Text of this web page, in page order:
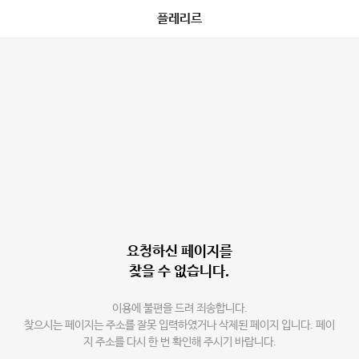
플레리르
요청하신 페이지를
찾을 수 없습니다.
이용에 불편을 드려 죄송합니다.
찾으시는 페이지는 주소를 잘못 입력하였거나 삭제된 페이지 입니다. 페이
지 주소를 다시 한 번 확인해 주시기 바랍니다.